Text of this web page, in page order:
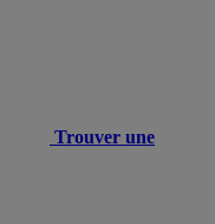
Trouver une